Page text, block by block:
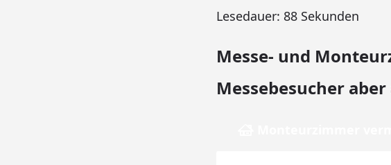
Lesedauer: 88 Sekunden
Messe- und
Messebesucher